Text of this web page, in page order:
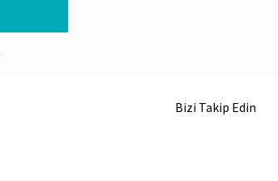
Bizi Takip Edin